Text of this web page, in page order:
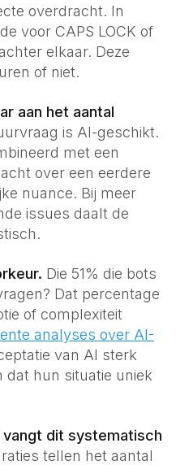
overdracht. In
voor CAPS LOCK of
elkaar. Deze
of niet.
aan het aantal
is AI-geschikt.
met een
over een eerdere
nuance. Bij meer
issues daalt de
Die 51% die bots
Dat percentage
of complexiteit
analyses over AI-
van AI sterk
hun situatie uniek
dit systematisch
tellen het aantal